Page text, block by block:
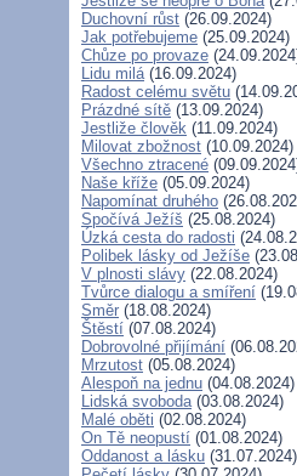
Duchovní růst (26.09.2024)
Jak potřebujeme (25.09.2024)
Chůze po provaze
Lidu milá(16.09.2024)
Radost celému světu
Prázdné sítě (13.09.2024)
Jestliže člověk (11.09.2024)
Milovat zbožnost (10.09.2024)
Všechno ztracené
Naše kříže (05.09.2024)
Napomínat druhého
Spočívá Ježíš (25.08.2024)
Úzká cesta do radosti
Polibek lásky od Ježíše
V plnosti slávy (22.08.2024)
Tvůrce dialogu a smíření
Směr (18.08.2024)
Štěstí (07.08.2024)
Dobrovolné přijímání
Mrzutost (05.08.2024)
Alespoň na jednu (04.08.2024)
Lidská svoboda(03.08.2024)
Malé oběti (02.08.2024)
On Tě neopustí (01.08.2024)
Oddanost a lásku (31.07.2024)